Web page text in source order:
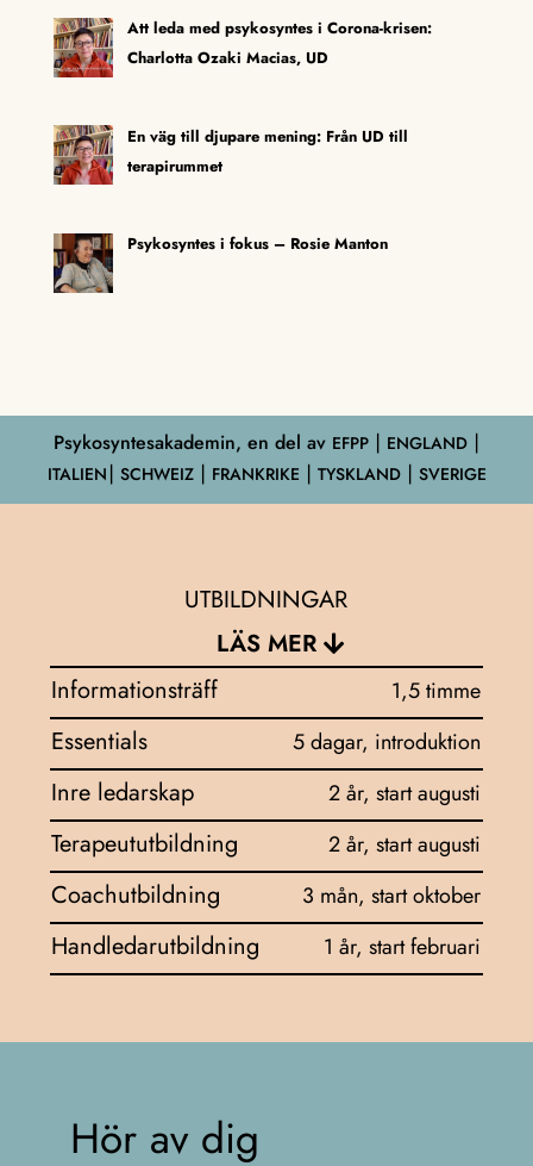
Att leda med psykosyntes i Corona-krisen:
Charlotta Ozaki Macias, UD
En väg till djupare mening: Från UD till
terapirummet
Psykosyntes i fokus – Rosie Manton
Psykosyntesakademin, en del av EFPP⎮ ENGLAND ⎮
ITALIEN⎮ SCHWEIZ ⎮ FRANKRIKE ⎮ TYSKLAND ⎮ SVERIGE
UTBILDNINGAR
LÄS MER
Informationsträff
1,5 timme
Essentials 5 dagar, introduktion
Inre ledarskap 2 år, start augusti
Terapeututbildning 2 år, start augusti
Coachutbildning 3 mån, start oktober
Handledarutbildning 1 år, start februari
Hör av dig